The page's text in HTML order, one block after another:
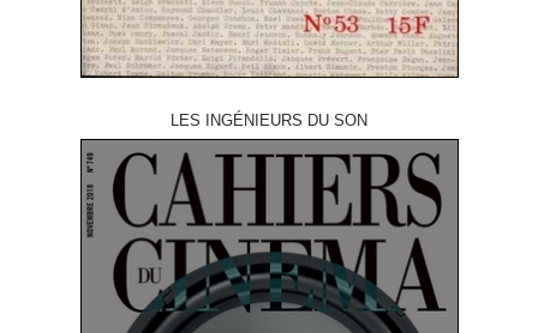
LES INGÉNIEURS DU SON